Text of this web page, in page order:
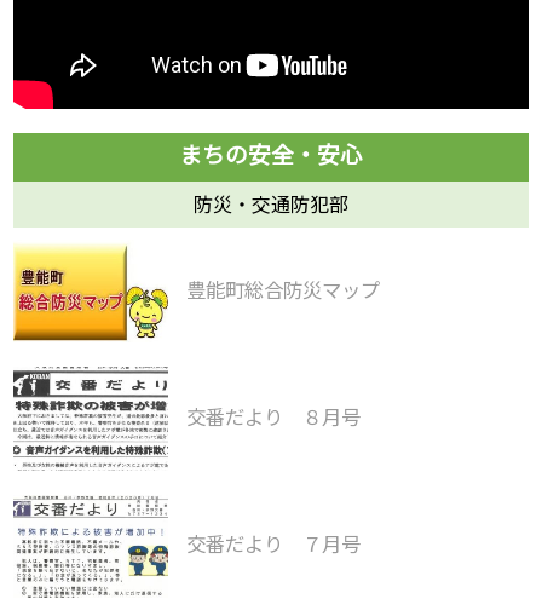
防災・交通防犯部
豊能町総合防災マップ
交番だより ８月号
交番だより ７月号